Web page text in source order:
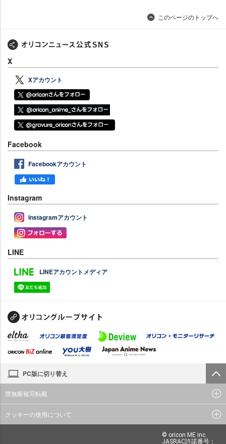
このページのトップへ
X
Xアカウント
Facebook
Facebookアカウント
Instagram
Instagramアカウント
LINE
LINEアカウントメディア
PC版に切り替え
禁無断複写転載
クッキーの使用について
© oricon ME inc.
JASRAC許諾番号：